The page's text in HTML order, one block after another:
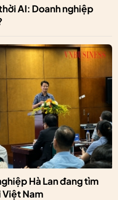
AI: Doanh nghiệp
Hà Lan đang tìm
Việt Nam